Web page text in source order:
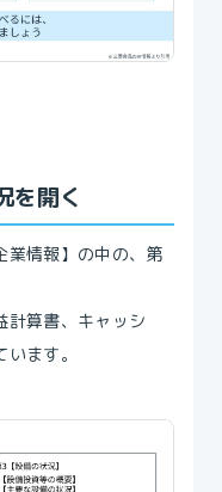
を開く
業情報】の中の、第
計算書、キャッシ
ます。